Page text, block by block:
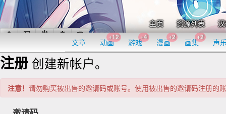
主页 资源列表
文章 动画
+12
游戏
+4
漫画
+2
画集
+2
声
注册 创建新帐户。
注意！ 请勿购买被出售的邀请码或账号。使用被出售的邀请码注册的